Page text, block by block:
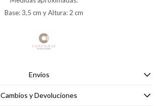
Base: 3,5 cm y Altura: 2 cm
Envíos
Cambios y Devoluciones